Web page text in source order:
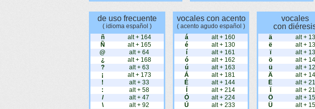
de uso frecuente
( idioma español )
ñ
alt + 164
Ñ
alt + 165
@
alt + 64
¿
alt + 168
?
alt + 63
¡
alt + 173
!
alt + 33
:
alt + 58
/
alt + 47
\
alt + 92
vocales con acento
( acento agudo español )
á
alt + 160
é
alt + 130
í
alt + 161
ó
alt + 162
ú
alt + 163
Á
alt + 181
É
alt + 144
alt + 214
Ó
alt + 224
Ú
alt + 233
vocales
con
ä
alt +
ë
alt +
ï
alt +
ö
alt +
ü
alt +
Ä
alt +
Ë
alt +
alt +
Ö
alt +
Ü
alt +